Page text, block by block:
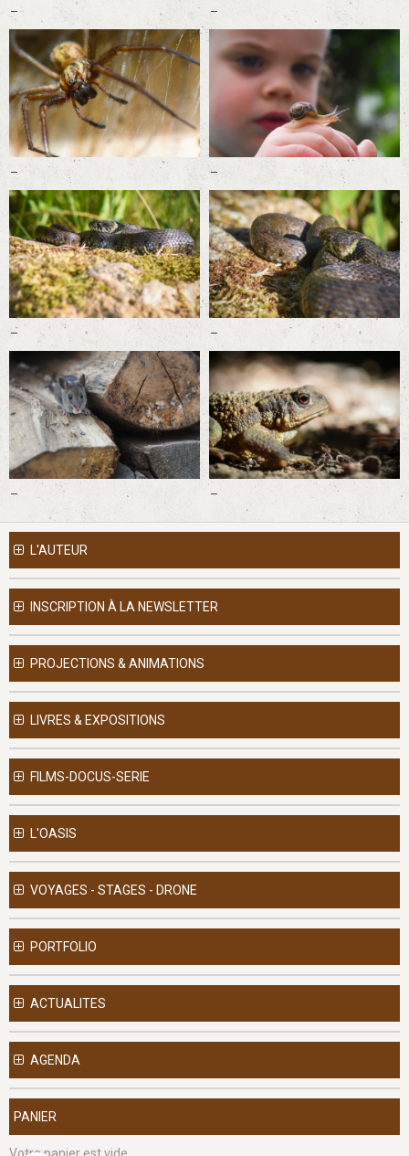
- -
- -
- -
- -
L'AUTEUR
INSCRIPTION À LA NEWSLETTER
PROJECTIONS & ANIMATIONS
LIVRES & EXPOSITIONS
FILMS-DOCUS-SERIE
L'OASIS
VOYAGES - STAGES - DRONE
PORTFOLIO
ACTUALITES
AGENDA
PANIER